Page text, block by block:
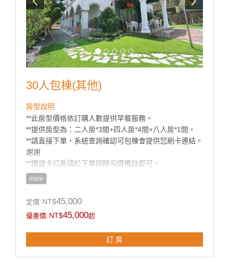
30人包棟(其他)
房型說明
**此房型價格依訂購人數提供早餐服務。
**提供房型為：二人房*3間+四人房*4間+八人房*1間。
**請直接下單，系統查詢確認可包棟會提供您刷卡連結。
謝謝
**國旅卡訂房請於下單同時勾選備註即可。
more
定價: NT$45,000
優惠價: NT$45,000起
訂 房